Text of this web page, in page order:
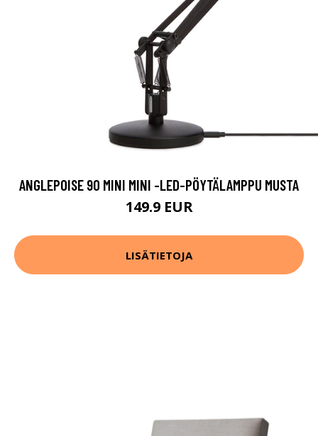
ANGLEPOISE 90 MINI MINI -LED-PÖYTÄLAMPPU MUSTA
149.9 EUR
LISÄTIETOJA